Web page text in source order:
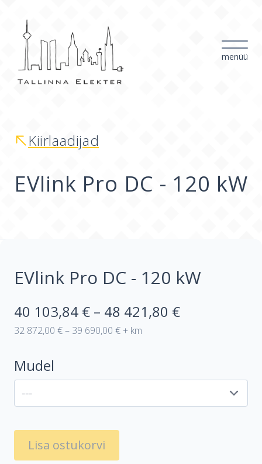
menüü
Kiirlaadijad
EVlink Pro DC - 120 kW
EVlink Pro DC - 120 kW
40 103,84 € – 48 421,80 €
32 872,00 € – 39 690,00 € + km
Mudel
Lisa ostukorvi